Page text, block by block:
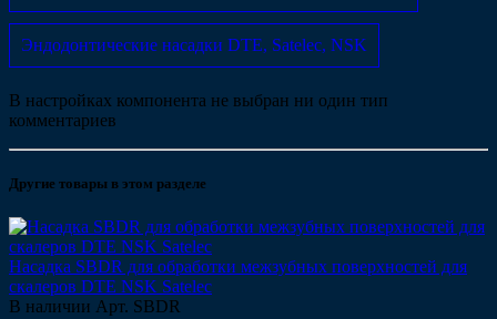
Эндодонтические насадки DTE, Satelec, NSK
В настройках компонента не выбран ни один тип
комментариев
Другие товары в этом разделе
Насадка SBDR для обработки межзубных поверхностей для
скалеров DTE NSK Satelec
В наличии Арт. SBDR